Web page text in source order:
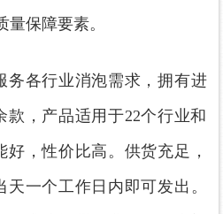
保障要素。
务各行业消泡需求，拥有进
款，产品适用于22个行业和
，性价比高。供货充足，
一个工作日内即可发出。